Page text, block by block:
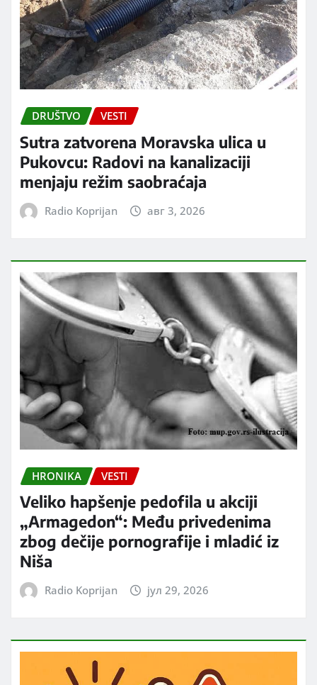
DRUŠTVO VESTI
Sutra zatvorena Moravska ulica u
Pukovcu: Radovi na kanalizaciji
menjaju režim saobraćaja
Radio Koprijan авг 3, 2026
HRONIKA VESTI
Veliko hapšenje pedofila u akciji
„Armagedon“: Među privedenima
zbog dečije pornografije i mladić iz
Niša
Radio Koprijan јул 29, 2026